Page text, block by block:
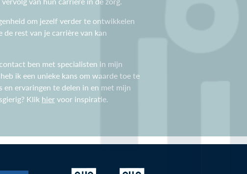
om jezelf verder te ontwikkelen
rest van je carrière van kan
ben met specialisten in mijn
ik een unieke kans om waarde toe te
ervaringen te delen in en met mijn
Klik hiervoor inspiratie.